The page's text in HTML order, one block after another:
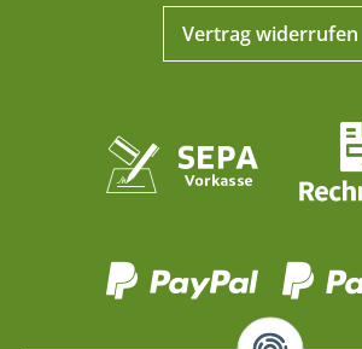
Vertrag widerrufen